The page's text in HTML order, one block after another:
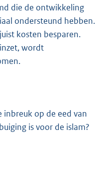
die de ontwikkeling
ondersteund hebben.
kosten besparen.
wordt
inbreuk op de eed van
is voor de islam?